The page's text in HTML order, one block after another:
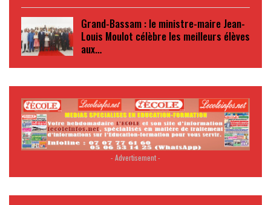
Grand-Bassam : le ministre-maire Jean-
Louis Moulot célèbre les meilleurs élèves
aux…
- Advertisement -